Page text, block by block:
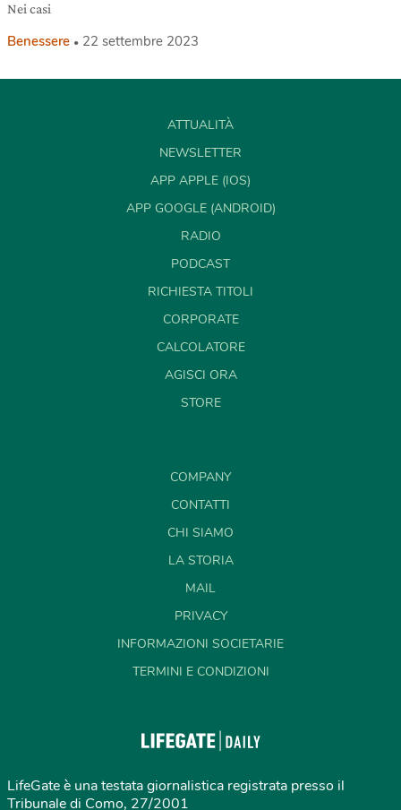
Nei casi
Benessere 22 settembre 2023
ATTUALITÀ
NEWSLETTER
APP APPLE (IOS)
APP GOOGLE (ANDROID)
RADIO
PODCAST
RICHIESTA TITOLI
CORPORATE
CALCOLATORE
AGISCI ORA
STORE
COMPANY
CONTATTI
CHI SIAMO
LA STORIA
MAIL
PRIVACY
INFORMAZIONI SOCIETARIE
TERMINI E CONDIZIONI
LifeGate è una testata giornalistica registrata presso il
Tribunale di Como, 27/2001